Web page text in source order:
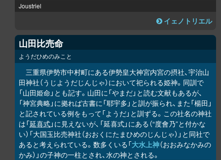
Joustriel
イェノトリエル
山田比売命
ようだひめのみこと
三重県伊勢市中村町にある伊勢皇大神宮内宮の摂社、宇治山
田神社（うじようだじんじゃ）において祀られる姫神。同訓で
「山田姫命」とも記す。山田に「やまだ」と読む文献もあるが、
「神宮典略」に拠れば古書に「耶宇多」と訓が振られ、また「楊田」
と記されている例をもって「ようだ」と訓ずる。この社名の神社
は「延喜式」に見えないが、「延喜式」にある（“度會乃”と付かな
い）「大国玉比売神社（おおくにたまひめのじんじゃ）」と同社で
あると考えられている。数多くいる「大水上神（おおみなかみの
かみ）」の子神の一柱とされ、水の神とされる。